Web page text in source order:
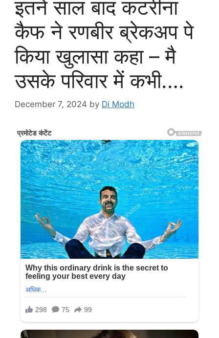
इतने साल बाद कटरीना
कैफ ने रणबीर ब्रेकअप पे
किया खुलासा कहा – मै
उसके परिवार में कभी.…
December 7, 2024 by Di Modh